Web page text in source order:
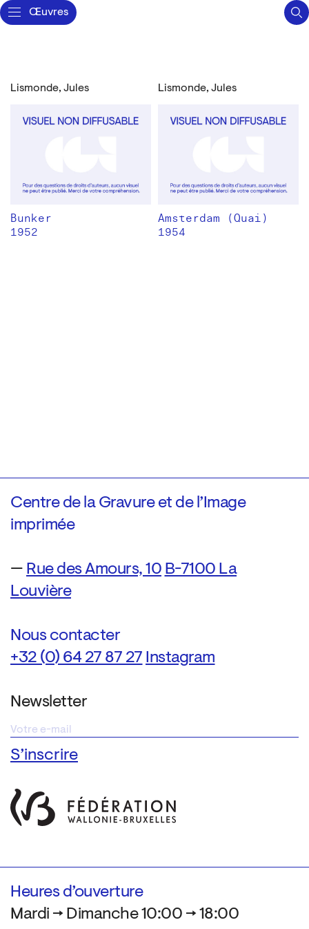
Œuvres
Lismonde, Jules
Bunker
1952
Lismonde, Jules
Amsterdam (Quai)
1954
Centre de la Gravure et de l’Image
imprimée
— Rue des Amours, 10 B-7100 La
Louvière
Nous contacter
+32 (0) 64 27 87 27 Instagram
Newsletter
Heures d’ouverture
Mardi → Dimanche 10:00 → 18:00